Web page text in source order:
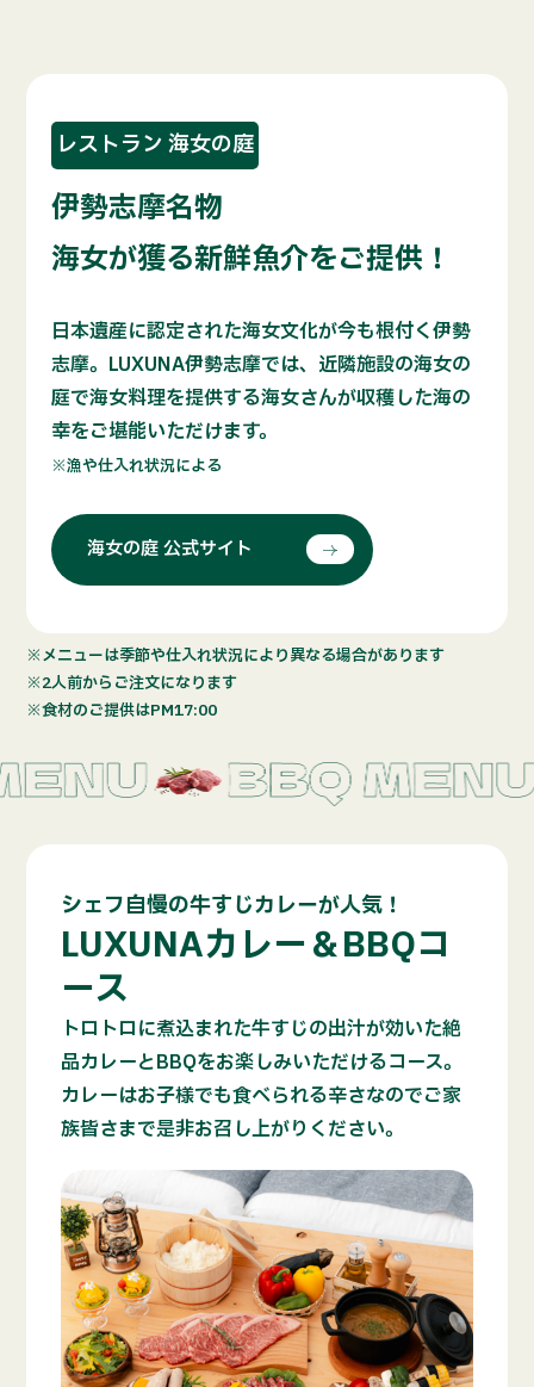
レストラン 海女の庭
伊勢志摩名物
海女が獲る新鮮魚介をご提供！
日本遺産に認定された海女文化が今も根付く伊勢
志摩。LUXUNA伊勢志摩では、近隣施設の海女の
庭で海女料理を提供する海女さんが収穫した海の
幸をご堪能いただけます。
※漁や仕入れ状況による
海女の庭 公式サイト
※メニューは季節や仕入れ状況により異なる場合があります
※2人前からご注文になります
※食材のご提供はPM17:00
シェフ自慢の牛すじカレーが人気！
LUXUNAカレー＆BBQコ
ース
トロトロに煮込まれた牛すじの出汁が効いた絶
品カレーとBBQをお楽しみいただけるコース。
カレーはお子様でも食べられる辛さなのでご家
族皆さまで是非お召し上がりください。